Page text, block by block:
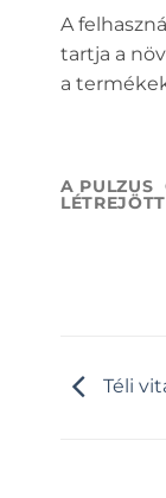
A
tartja a
a
A PULZUS
Téli